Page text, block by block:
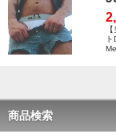
商品検索